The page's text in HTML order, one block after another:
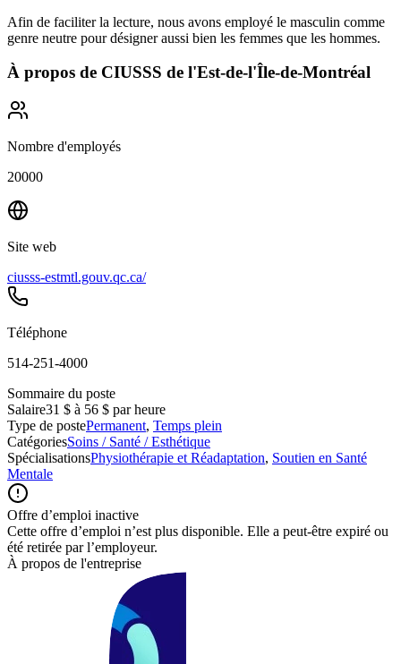
Afin de faciliter la lecture, nous avons employé le masculin comme
genre neutre pour désigner aussi bien les femmes que les hommes.
À propos de CIUSSS de l'Est-de-l'Île-de-Montréal
Nombre d'employés
20000
Site web
ciusss-estmtl.gouv.qc.ca/
Téléphone
514-251-4000
Sommaire du poste
Salaire31 $ à 56 $ par heure
Type de postePermanent, Temps plein
CatégoriesSoins / Santé / Esthétique
SpécialisationsPhysiothérapie et Réadaptation, Soutien en Santé
Mentale
Offre d’emploi inactive
Cette offre d’emploi n’est plus disponible. Elle a peut-être expiré ou
été retirée par l’employeur.
À propos de l'entreprise